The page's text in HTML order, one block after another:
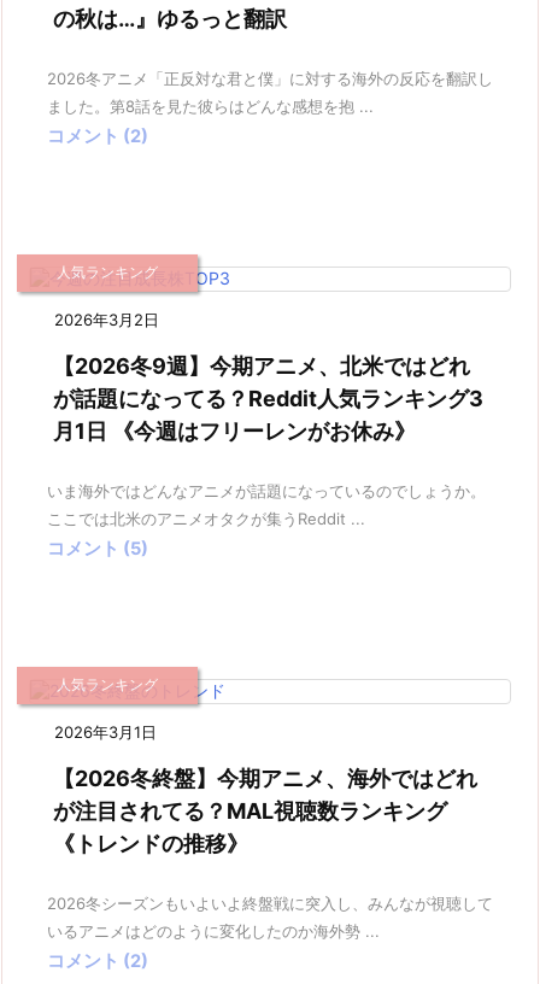
の秋は…』ゆるっと翻訳
2026冬アニメ「正反対な君と僕」に対する海外の反応を翻訳し
ました。第8話を見た彼らはどんな感想を抱 ...
コメント (2)
2026年3月2日
人気ランキング
【2026冬9週】今期アニメ、北米ではどれ
が話題になってる？Reddit人気ランキング3
月1日 《今週はフリーレンがお休み》
いま海外ではどんなアニメが話題になっているのでしょうか。
ここでは北米のアニメオタクが集うReddit ...
コメント (5)
2026年3月1日
人気ランキング
【2026冬終盤】今期アニメ、海外ではどれ
が注目されてる？MAL視聴数ランキング
《トレンドの推移》
2026冬シーズンもいよいよ終盤戦に突入し、みんなが視聴して
いるアニメはどのように変化したのか海外勢 ...
コメント (2)